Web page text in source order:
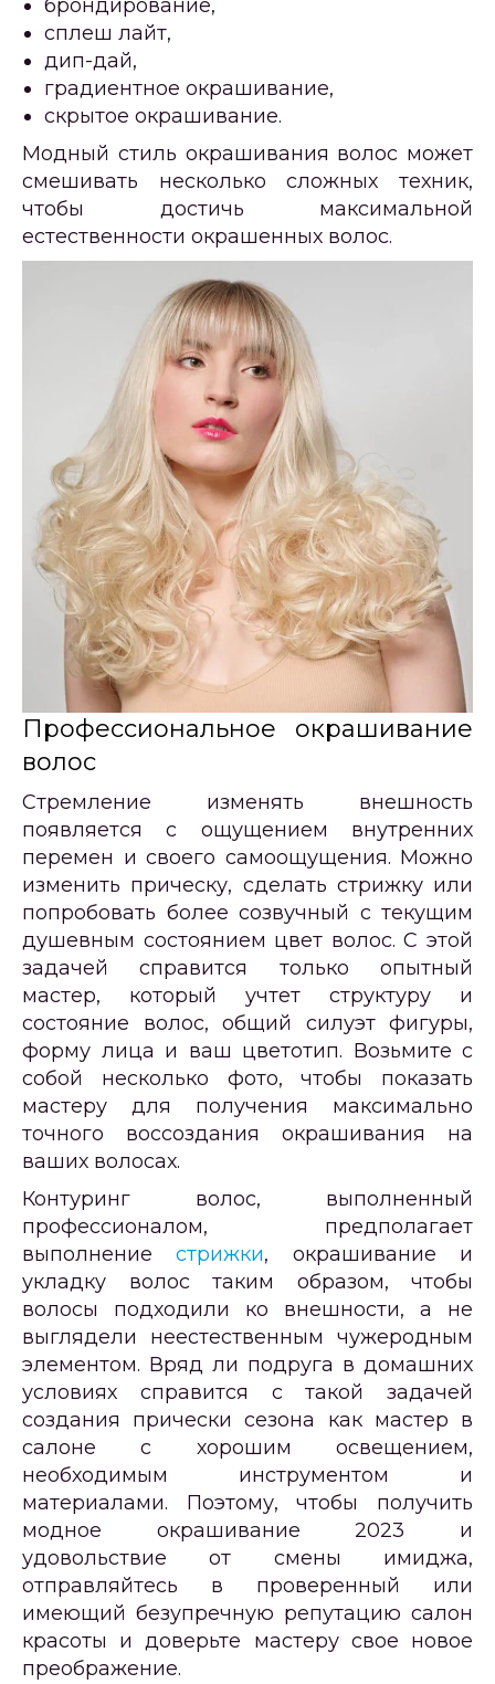
брондирование,
сплеш лайт,
дип-дай,
градиентное окрашивание,
скрытое окрашивание.
Модный стиль окрашивания волос может
смешивать несколько сложных техник,
чтобы достичь максимальной
естественности окрашенных волос.
Профессиональное окрашивание
волос
Стремление изменять внешность
появляется с ощущением внутренних
перемен и своего самоощущения. Можно
изменить прическу, сделать стрижку или
попробовать более созвучный с текущим
душевным состоянием цвет волос. С этой
задачей справится только опытный
мастер, который учтет структуру и
состояние волос, общий силуэт фигуры,
форму лица и ваш цветотип. Возьмите с
собой несколько фото, чтобы показать
мастеру для получения максимально
точного воссоздания окрашивания на
ваших волосах.
Контуринг волос, выполненный
профессионалом, предполагает
выполнениестрижки, окрашивание и
укладку волос таким образом, чтобы
волосы подходили ко внешности, а не
выглядели неестественным чужеродным
элементом. Вряд ли подруга в домашних
условиях справится с такой задачей
создания прически сезона как мастер в
салоне с хорошим освещением,
необходимым инструментом и
материалами. Поэтому, чтобы получить
модное окрашивание 2023 и
удовольствие от смены имиджа,
отправляйтесь в проверенный или
имеющий безупречную репутацию салон
красоты и доверьте мастеру свое новое
преображение.